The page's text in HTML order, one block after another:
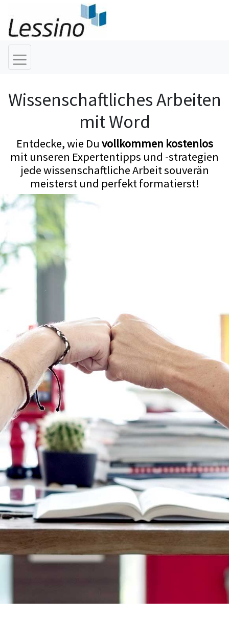
Wissenschaftliches Arbeiten
mit Word
Entdecke, wie Du vollkommen kostenlos
mit unseren Expertentipps und -strategien
jede wissenschaftliche Arbeit souverän
meisterst und perfekt formatierst!